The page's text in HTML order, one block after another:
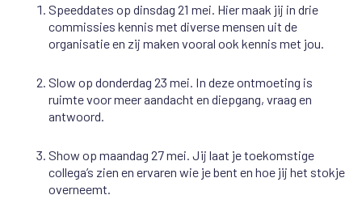
Speeddates op dinsdag 21 mei. Hier maak jij in drie
commissies kennis met diverse mensen uit de
organisatie en zij maken vooral ook kennis met jou.
Slow op donderdag 23 mei. In deze ontmoeting is
ruimte voor meer aandacht en diepgang, vraag en
antwoord.
Show op maandag 27 mei. Jij laat je toekomstige
collega’s zien en ervaren wie je bent en hoe jij het stokje
overneemt.